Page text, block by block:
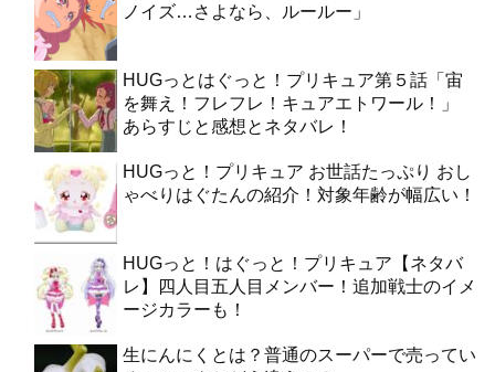
ノイズ…さよなら、ルールー」
HUGっとはぐっと！プリキュア第５話「宙
を舞え！フレフレ！キュアエトワール！」
あらすじと感想とネタバレ！
HUGっと！プリキュア お世話たっぷり おし
ゃべりはぐたんの紹介！対象年齢が幅広い！
HUGっと！はぐっと！プリキュア【ネタバ
レ】四人目五人目メンバー！追加戦士のイメ
ージカラーも！
生にんにくとは？普通のスーパーで売ってい